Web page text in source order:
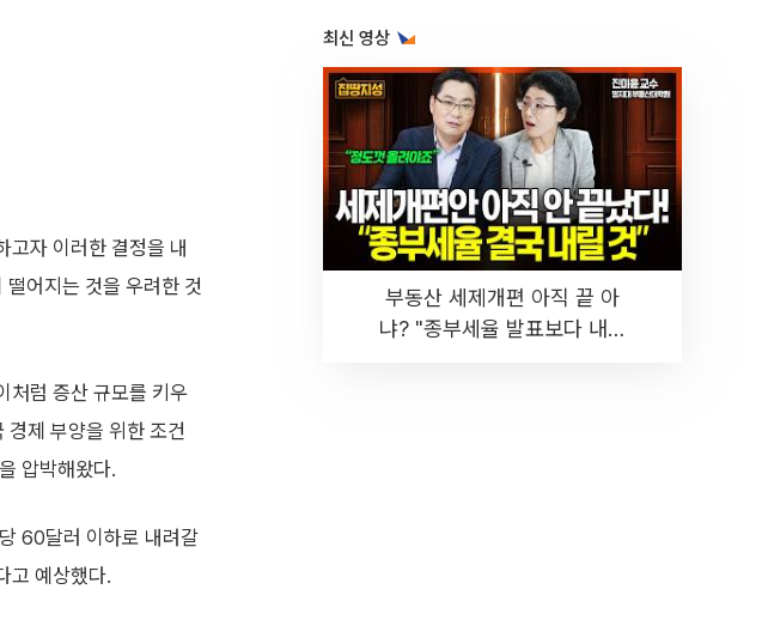
자 이러한 결정을 내
어지는 것을 우려한 것
럼 증산 규모를 키우
제 부양을 위한 조건
압박해왔다.
60달러 이하로 내려갈
고 예상했다.
최신 영상
부동산 세제개편 아직 끝 아
냐? "종부세율 발표보다 내릴